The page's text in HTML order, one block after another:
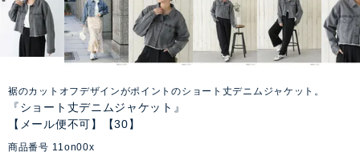
裾のカットオフデザインがポイントのショート丈デニムジャケット。
『ショート丈デニムジャケット』
【メール便不可】【30】
商品番号 11on00x